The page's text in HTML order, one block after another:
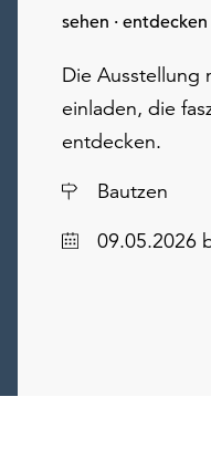
sehen ·
Die Ausstellung
einladen, die
entdecken.
Ort
Bautzen
Datum09.05.2026